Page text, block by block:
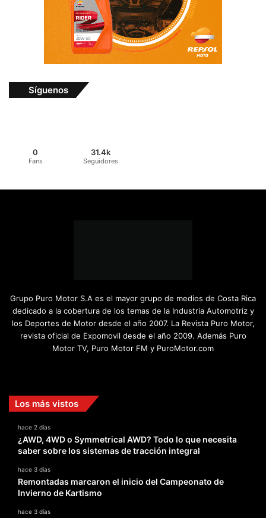
Síguenos
0
Fans
31.4k
Seguidores
Grupo Puro Motor S.A es el mayor grupo de medios de Costa Rica
dedicado a la cobertura de los temas de la Industria Automotriz y
los Deportes de Motor desde el año 2007. La Revista Puro Motor,
revista oficial de Expomovil desde el año 2009. Además Puro
Motor TV, Puro Motor FM y PuroMotor.com
Los más vistos
hace 2 días
¿AWD, 4WD o Symmetrical AWD? Todo lo que necesita
saber sobre los sistemas de tracción integral
hace 3 días
Remontadas marcaron el inicio del Campeonato de
Invierno de Kartismo
hace 3 días